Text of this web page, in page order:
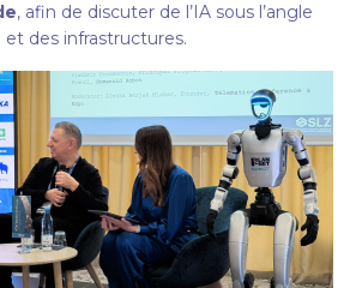
, afin de discuter de l’IA sous l’angle
des infrastructures.